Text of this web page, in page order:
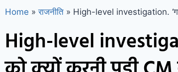
Home » राजनीति » High-level investigation.
High-level